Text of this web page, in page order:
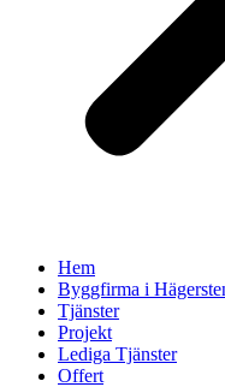
Hem
Byggfirma i
Tjänster
Projekt
Lediga Tjänster
Offert